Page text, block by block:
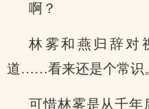
啊？
林雾和燕归辞对
道……看来还是个常识
可惜林雾是从千年